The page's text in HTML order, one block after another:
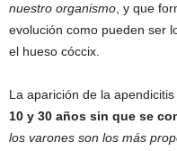
nuestro organismo , y que
evolución como pueden ser
el hueso cóccix.
La aparición de la apendicitis
10 y 30 años sin que se
los varones son los más